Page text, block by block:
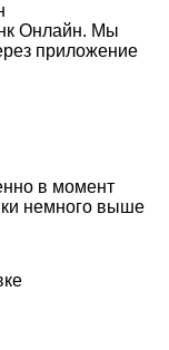
Онлайн. Мы
приложение
в момент
немного выше